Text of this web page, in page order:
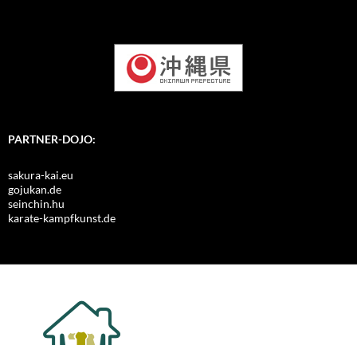
PARTNER-DOJO:
sakura-kai.eu
gojukan.de
seinchin.hu
karate-kampfkunst.de